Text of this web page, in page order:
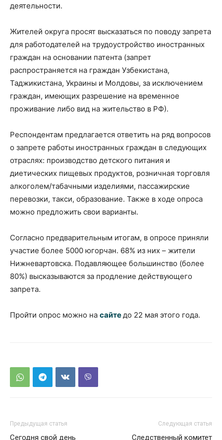
деятельности.
Жителей округа просят высказаться по поводу запрета
для работодателей на трудоустройство иностранных
граждан на основании патента (запрет
распространяется на граждан Узбекистана,
Таджикистана, Украины и Молдовы, за исключением
граждан, имеющих разрешение на временное
проживание либо вид на жительство в РФ).
Респондентам предлагается ответить на ряд вопросов
о запрете работы иностранных граждан в следующих
отраслях: производство детского питания и
диетических пищевых продуктов, розничная торговля
алкоголем/табачными изделиями, пассажирские
перевозки, такси, образование. Также в ходе опроса
можно предложить свои варианты.
Согласно предварительным итогам, в опросе приняли
участие более 5000 югорчан. 68% из них – жители
Нижневартовска. Подавляющее большинство (более
80%) высказываются за продление действующего
запрета.
Пройти опрос можно на сайтедо 22 мая этого года.
Предыдущая статья
Сегодня свой день
Следующая статья
Следственный комитет